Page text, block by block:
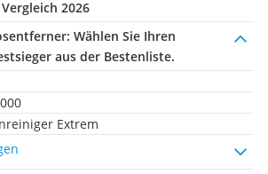
2026
Wählen Sie Ihren
aus der Bestenliste.
Extrem